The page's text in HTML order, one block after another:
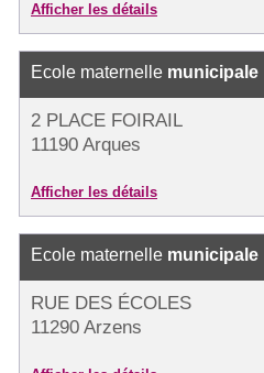
Afficher les détails
Ecole maternelle municipale
2 PLACE FOIRAIL
11190 Arques
Afficher les détails
Ecole maternelle municipale
RUE DES ÉCOLES
11290 Arzens